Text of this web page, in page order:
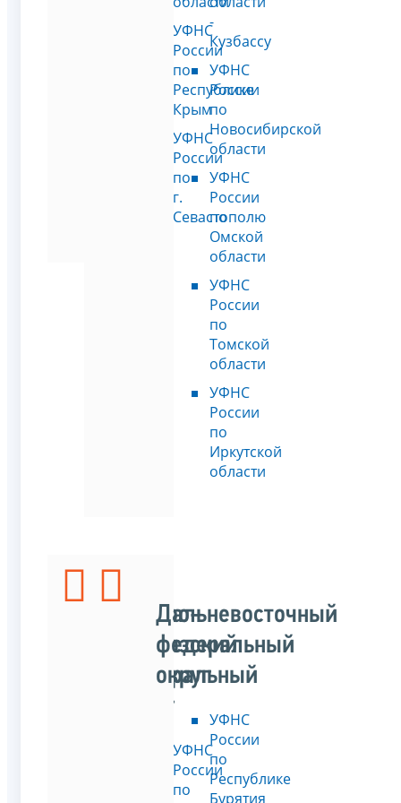
УФНС
России
по
Республике
Крым
УФНС
России
по
г.
Севастополю
-
Кузбассу
УФНС
России
по
Новосибирской
области
УФНС
России
по
Омской
области
УФНС
России
по
Томской
области
УФНС
России
по
Иркутской
области
Северо-
Кавказский
федеральный
округ
УФНС
России
по
Дальневосточный
федеральный
округ
УФНС
России
по
Республике
Бурятия